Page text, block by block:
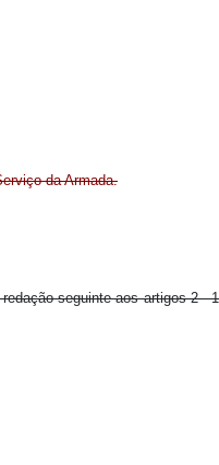
da Armada.
seguinte aos artigos 2